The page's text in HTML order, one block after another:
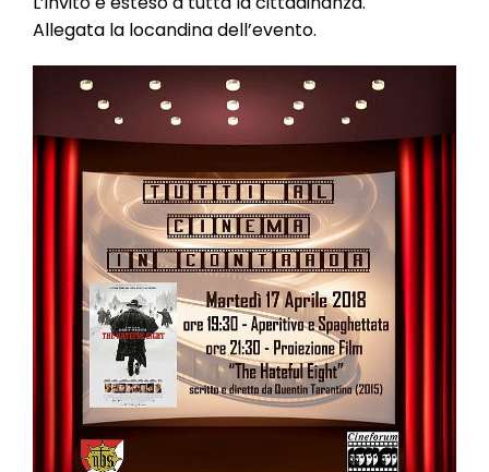
Allegata la locandina dell’evento.